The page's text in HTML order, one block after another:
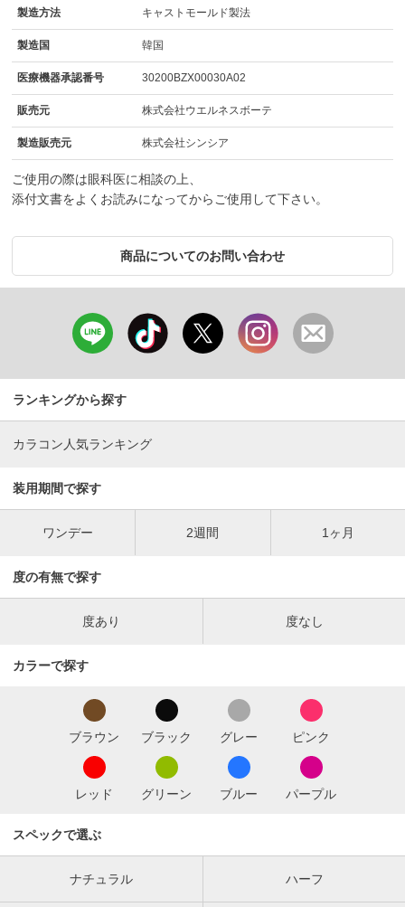
製造方法 キャストモールド製法
製造国 韓国
医療機器承認番号 30200BZX00030A02
販売元 株式会社ウエルネスボーテ
製造販売元 株式会社シンシア
ご使用の際は眼科医に相談の上、
添付文書をよくお読みになってからご使用して下さい。
商品についてのお問い合わせ
ランキングから探す
カラコン人気ランキング
装用期間で探す
ワンデー 2週間 1ヶ月
度の有無で探す
度あり 度なし
カラーで探す
ブラウン ブラック グレー ピンク
レッド グリーン ブルー パープル
スペックで選ぶ
ナチュラル ハーフ